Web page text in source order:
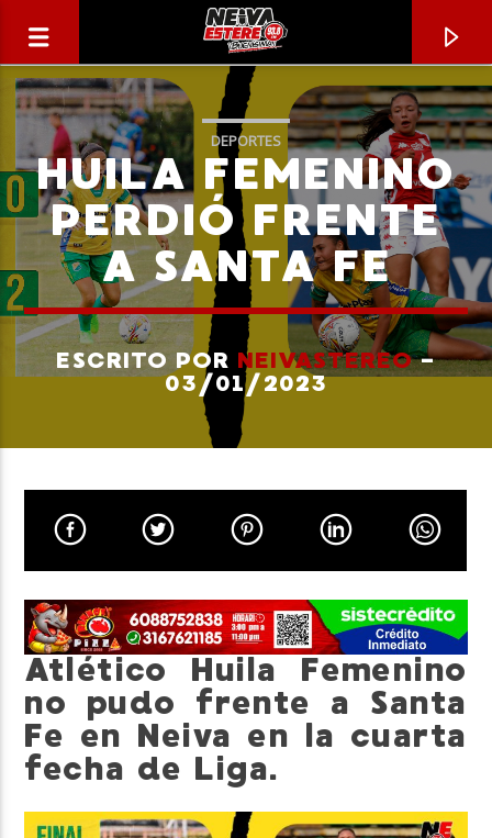
TÍTULO
Neiva Estereo
DEPORTES
HUILA FEMENINO
PERDIÓ FRENTE
A SANTA FE
ESCRITO POR NEIVASTEREO-
03/01/2023
Atlético Huila Femenino
no pudo frente a Santa
Fe en Neiva en la cuarta
fecha de Liga.